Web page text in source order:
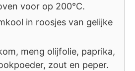
voor op 200°C.
in roosjes van gelijke
meng olijfolie, paprika,
zout en peper.